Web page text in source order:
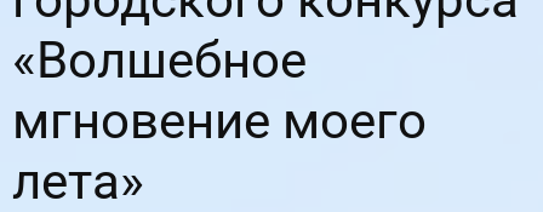
«Волшебное
мгновение моего
лета»